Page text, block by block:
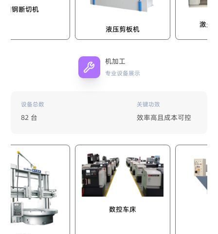
机
液压剪板机
激光自动切割
机加工
专业设备展示
设备总数
82 台
关键功效
效率高且成本可控
数控车床